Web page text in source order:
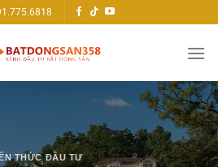
THỨC ĐẦU TƯ